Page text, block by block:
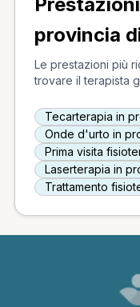
provincia
Le prestazioni più
trovare il terapista
Tecarterapia in
Onde d'urto in
Prima visita
Laserterapia in
Trattamento